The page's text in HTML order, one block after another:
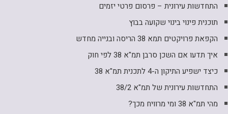
התחדשות עירונית – פרסום פרטי יזמים
תוכנית פינוי בינוי שקועה בבוץ
הקפאת פרויקטים תמא 38 הריסה ובנייה מחדש
איך תדעו אם השכן סרבן תמ"א 38 לפי חוק
כיצד ישפיע התיקון ה-4 לתכנית תמ"א 38
התחדשות עירונית של תמ"א 38/2
מהי תמ"א 38 ומי מרוויח מכך?